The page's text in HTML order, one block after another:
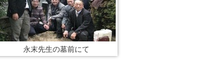
永末先生の墓前にて